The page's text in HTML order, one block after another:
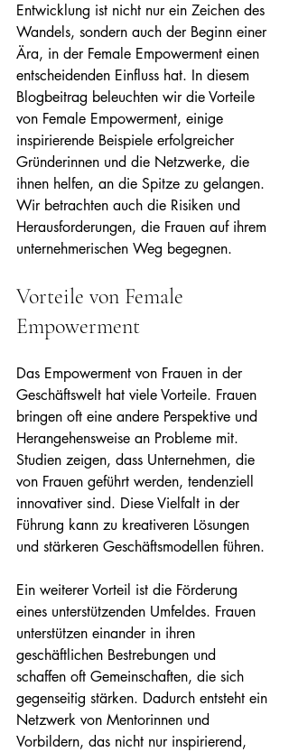
Entwicklung ist nicht nur ein Zeichen des
Wandels, sondern auch der Beginn einer
Ära, in der Female Empowerment einen
entscheidenden Einfluss hat. In diesem
Blogbeitrag beleuchten wir die Vorteile
von Female Empowerment, einige
inspirierende Beispiele erfolgreicher
Gründerinnen und die Netzwerke, die
ihnen helfen, an die Spitze zu gelangen.
Wir betrachten auch die Risiken und
Herausforderungen, die Frauen auf ihrem
unternehmerischen Weg begegnen.
Vorteile von Female
Empowerment
Das Empowerment von Frauen in der
Geschäftswelt hat viele Vorteile. Frauen
bringen oft eine andere Perspektive und
Herangehensweise an Probleme mit.
Studien zeigen, dass Unternehmen, die
von Frauen geführt werden, tendenziell
innovativer sind. Diese Vielfalt in der
Führung kann zu kreativeren Lösungen
und stärkeren Geschäftsmodellen führen.
Ein weiterer Vorteil ist die Förderung
eines unterstützenden Umfeldes. Frauen
unterstützen einander in ihren
geschäftlichen Bestrebungen und
schaffen oft Gemeinschaften, die sich
gegenseitig stärken. Dadurch entsteht ein
Netzwerk von Mentorinnen und
Vorbildern, das nicht nur inspirierend,